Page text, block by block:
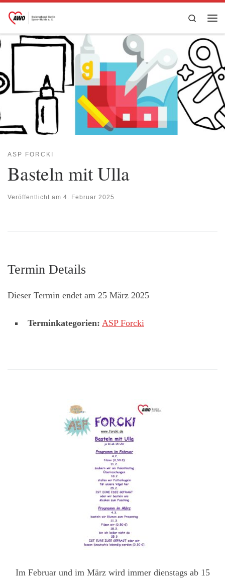
Zum Inhalt springen
Search
ASP FORCKI
Basteln mit Ulla
Veröffentlicht am 4. Februar 2025
Termin Details
Dieser Termin endet am 25 März 2025
Terminkategorien: ASP Forcki
Im Februar und im März wird immer dienstags ab 15